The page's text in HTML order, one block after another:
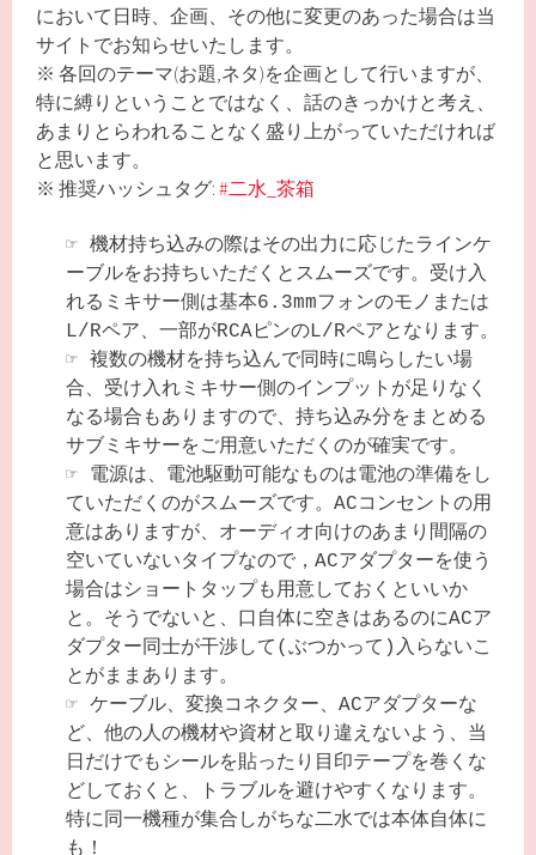
において日時、企画、その他に変更のあった場合は当
サイトでお知らせいたします。
※ 各回のテーマ(お題,ネタ)を企画として行いますが、
特に縛りということではなく、話のきっかけと考え、
あまりとらわれることなく盛り上がっていただければ
と思います。
※ 推奨ハッシュタグ:#二水_茶箱
☞ 機材持ち込みの際はその出力に応じたラインケ
ーブルをお持ちいただくとスムーズです。受け入
れるミキサー側は基本6.3mmフォンのモノまたは
L/Rペア、一部がRCAピンのL/Rペアとなります。
☞ 複数の機材を持ち込んで同時に鳴らしたい場
合、受け入れミキサー側のインプットが足りなく
なる場合もありますので、持ち込み分をまとめる
サブミキサーをご用意いただくのが確実です。
☞ 電源は、電池駆動可能なものは電池の準備をし
ていただくのがスムーズです。ACコンセントの用
意はありますが、オーディオ向けのあまり間隔の
空いていないタイプなので，ACアダプターを使う
場合はショートタップも用意しておくといいか
と。そうでないと、口自体に空きはあるのにACア
ダプター同士が干渉して(ぶつかって)入らないこ
とがままあります。
☞ ケーブル、変換コネクター、ACアダプターな
ど、他の人の機材や資材と取り違えないよう、当
日だけでもシールを貼ったり目印テープを巻くな
どしておくと、トラブルを避けやすくなります。
特に同一機種が集合しがちな二水では本体自体に
も！